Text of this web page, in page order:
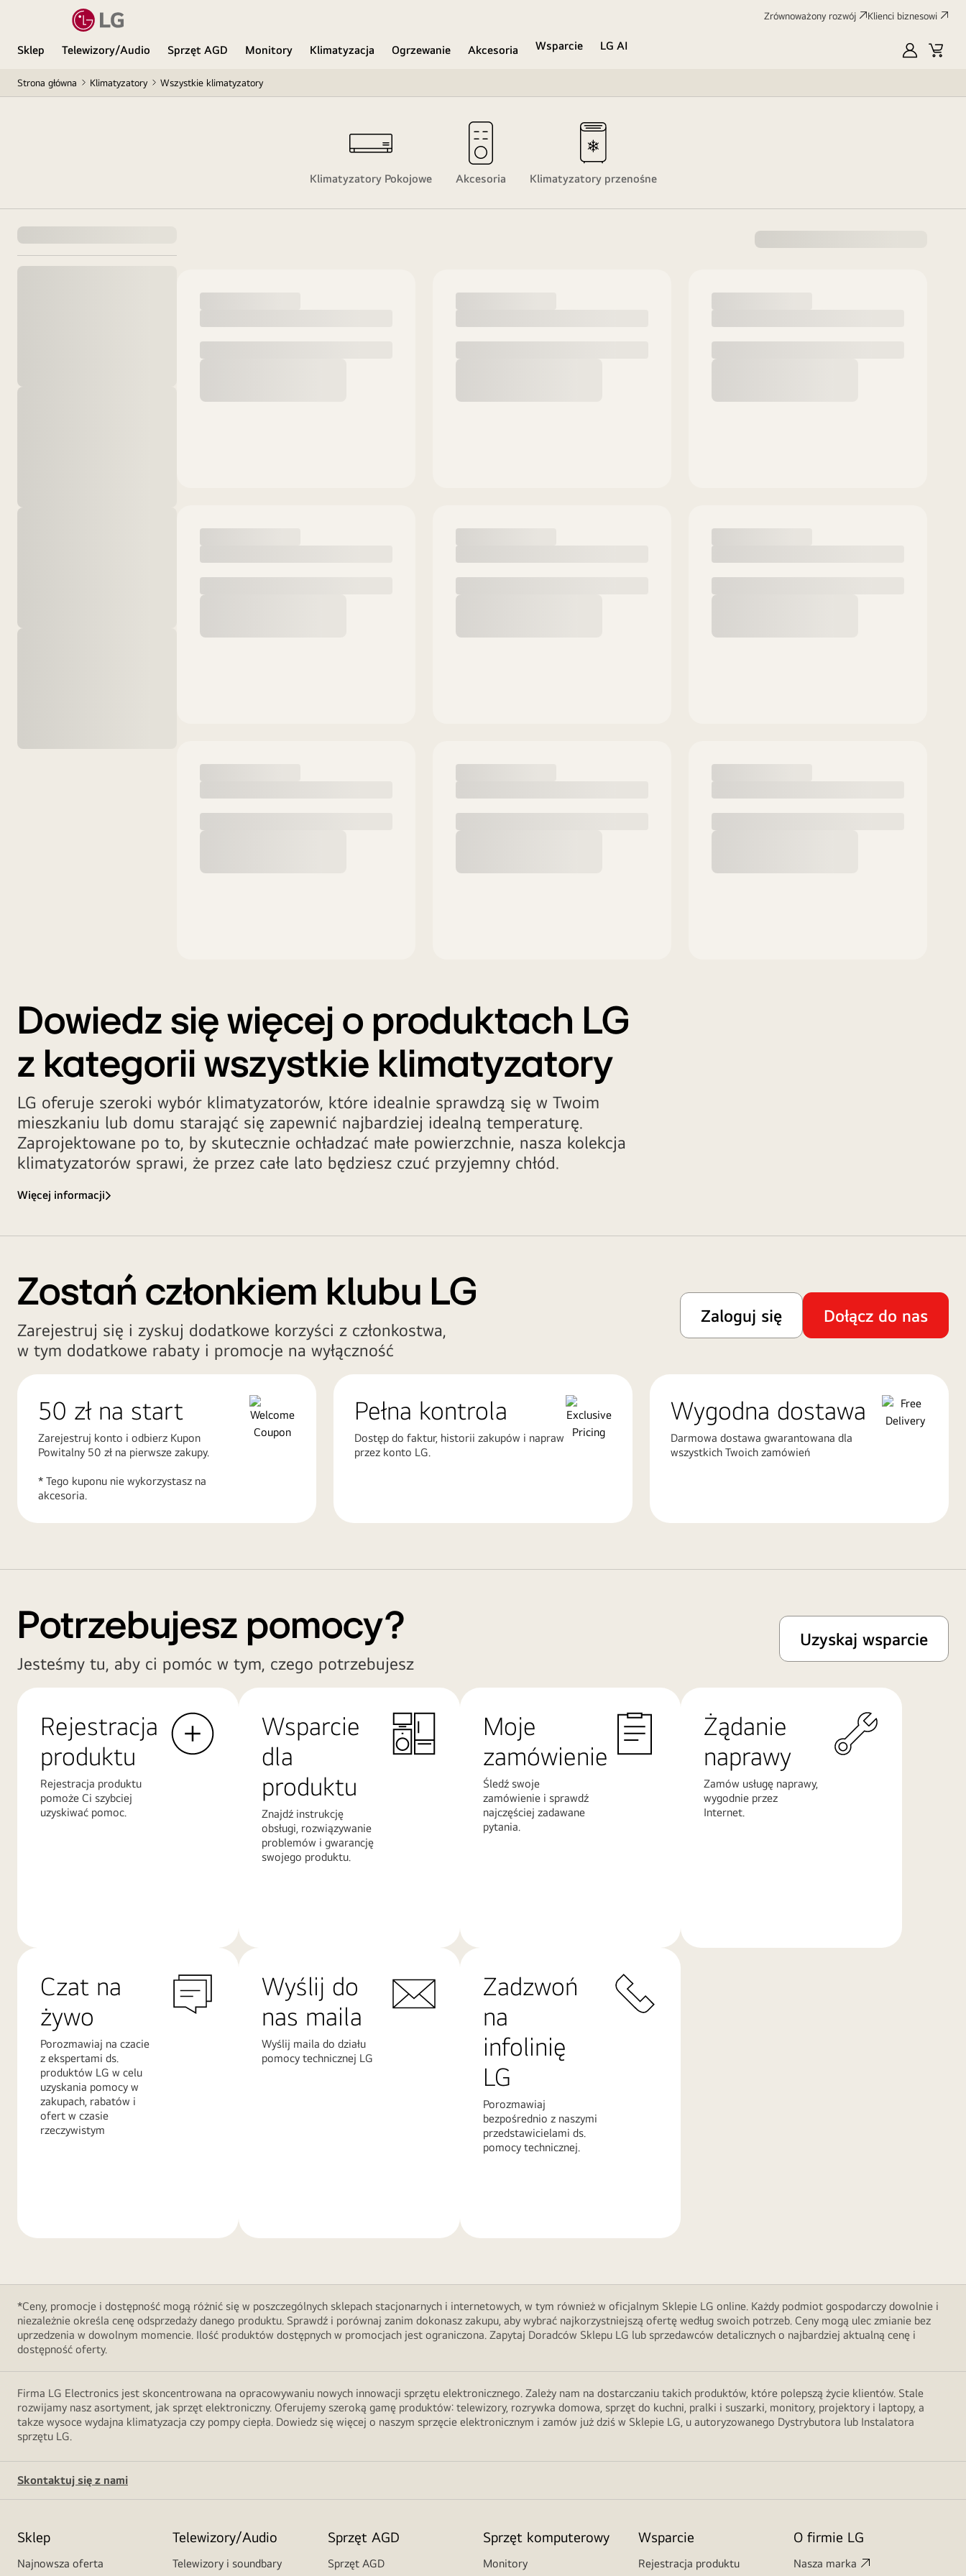
Zrównoważony rozwój Klienci biznesowi
Sklep Telewizory/Audio Sprzęt AGD Monitory Klimatyzacja Ogrzewanie Akcesoria Wsparcie
LG AI
MyLG
Strona główna Klimatyzatory Wszystkie klimatyzatory
Klimatyzatory Pokojowe Akcesoria Klimatyzatory przenośne
Dowiedz się więcej o produktach LG
z kategorii wszystkie klimatyzatory
LG oferuje szeroki wybór klimatyzatorów, które idealnie sprawdzą się w Twoim
mieszkaniu lub domu starająć się zapewnić najbardziej idealną temperaturę.
Zaprojektowane po to, by skutecznie ochładzać małe powierzchnie, nasza kolekcja
klimatyzatorów sprawi, że przez całe lato będziesz czuć przyjemny chłód.
Więcej informacji
Zostań członkiem klubu LG
Zarejestruj się i zyskuj dodatkowe korzyści z członkostwa,
w tym dodatkowe rabaty i promocje na wyłączność
Zaloguj się Dołącz do nas
50 zł na start
Zarejestruj konto i odbierz Kupon
Powitalny 50 zł na pierwsze zakupy.
* Tego kuponu nie wykorzystasz na
akcesoria.
Pełna kontrola
Dostęp do faktur, historii zakupów i napraw
przez konto LG.
Wygodna dostawa
Darmowa dostawa gwarantowana dla
wszystkich Twoich zamówień
Potrzebujesz pomocy?
Jesteśmy tu, aby ci pomóc w tym, czego potrzebujesz
Uzyskaj wsparcie
Rejestracja
produktu
Rejestracja produktu
pomoże Ci szybciej
uzyskiwać pomoc.
Wsparcie
dla
produktu
Znajdź instrukcję
obsługi, rozwiązywanie
problemów i gwarancję
swojego produktu.
Moje
zamówienie
Śledź swoje
zamówienie i sprawdź
najczęściej zadawane
pytania.
Żądanie
naprawy
Zamów usługę naprawy,
wygodnie przez
Internet.
Czat na
żywo
Porozmawiaj na czacie
z ekspertami ds.
produktów LG w celu
uzyskania pomocy w
zakupach, rabatów i
ofert w czasie
rzeczywistym
Wyślij do
nas maila
Wyślij maila do działu
pomocy technicznej LG
Zadzwoń
na
infolinię
LG
Porozmawiaj
bezpośrednio z naszymi
przedstawicielami ds.
pomocy technicznej.
*Ceny, promocje i dostępność mogą różnić się w poszczególnych sklepach stacjonarnych i internetowych, w tym również w oficjalnym Sklepie LG online. Każdy podmiot gospodarczy dowolnie i
niezależnie określa cenę odsprzedaży danego produktu. Sprawdź i porównaj zanim dokonasz zakupu, aby wybrać najkorzystniejszą ofertę według swoich potrzeb. Ceny mogą ulec zmianie bez
uprzedzenia w dowolnym momencie. Ilość produktów dostępnych w promocjach jest ograniczona. Zapytaj Doradców Sklepu LG lub sprzedawców detalicznych o najbardziej aktualną cenę i
dostępność oferty.
Firma LG Electronics jest skoncentrowana na opracowywaniu nowych innowacji sprzętu elektronicznego. Zależy nam na dostarczaniu takich produktów, które polepszą życie klientów. Stale
rozwijamy nasz asortyment, jak sprzęt elektroniczny. Oferujemy szeroką gamę produktów: telewizory, rozrywka domowa, sprzęt do kuchni, pralki i suszarki, monitory, projektory i laptopy, a
takze wysoce wydajna klimatyzacja czy pompy ciepła. Dowiedz się więcej o naszym sprzęcie elektronicznym i zamów już dziś w Sklepie LG, u autoryzowanego Dystrybutora lub Instalatora
sprzętu LG.
Skontaktuj się z nami
Sklep
Najnowsza oferta
Telewizory/Audio
Telewizory i soundbary
Sprzęt AGD
Sprzęt AGD
Sprzęt komputerowy
Monitory
Wsparcie
Rejestracja produktu
O firmie LG
Nasza marka